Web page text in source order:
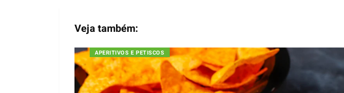
Veja também:
APERITIVOS E PETISCOS